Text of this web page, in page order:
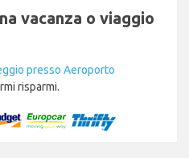
vacanza o viaggio
presso Aeroporto
risparmi.